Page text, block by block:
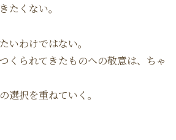
たくない。
いわけではない。
くられてきたものへの敬意は、ちゃ
選択を重ねていく。